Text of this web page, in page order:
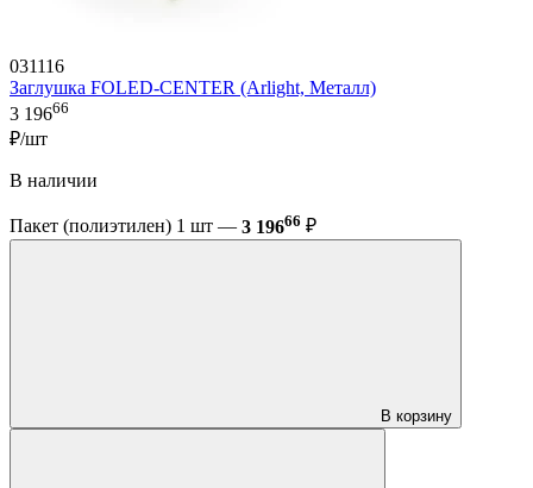
031116
Заглушка FOLED-CENTER (Arlight, Металл)
3 19666
₽/шт
В наличии
Пакет (полиэтилен) 1 шт — 3 19666 ₽
В корзину